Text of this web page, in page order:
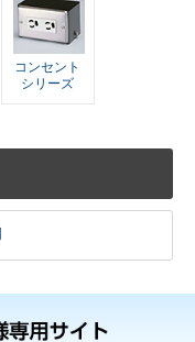
コンセント
シリーズ